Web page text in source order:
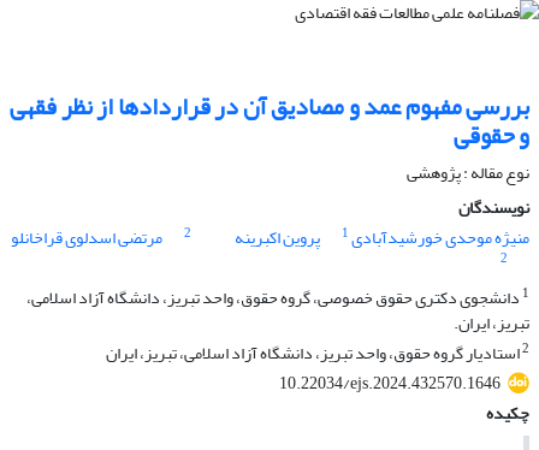
بررسی مفهوم عمد و مصادیق آن در قراردادها از نظر فقهی
و حقوقی
نوع مقاله : پژوهشی
نویسندگان
منیژه موحدی خورشیدآبادی1 پروین اکبرینه 2 مرتضی اسدلوی قراخانلو
2
1 دانشجوی دکتری حقوق خصوصی، گروه حقوق، واحد تبریز، دانشگاه آزاد اسلامی،
تبریز، ایران.
2استادیار گروه حقوق، واحد تبریز، دانشگاه آزاد اسلامی، تبریز، ایران
10.22034/ejs.2024.432570.1646
چکیده